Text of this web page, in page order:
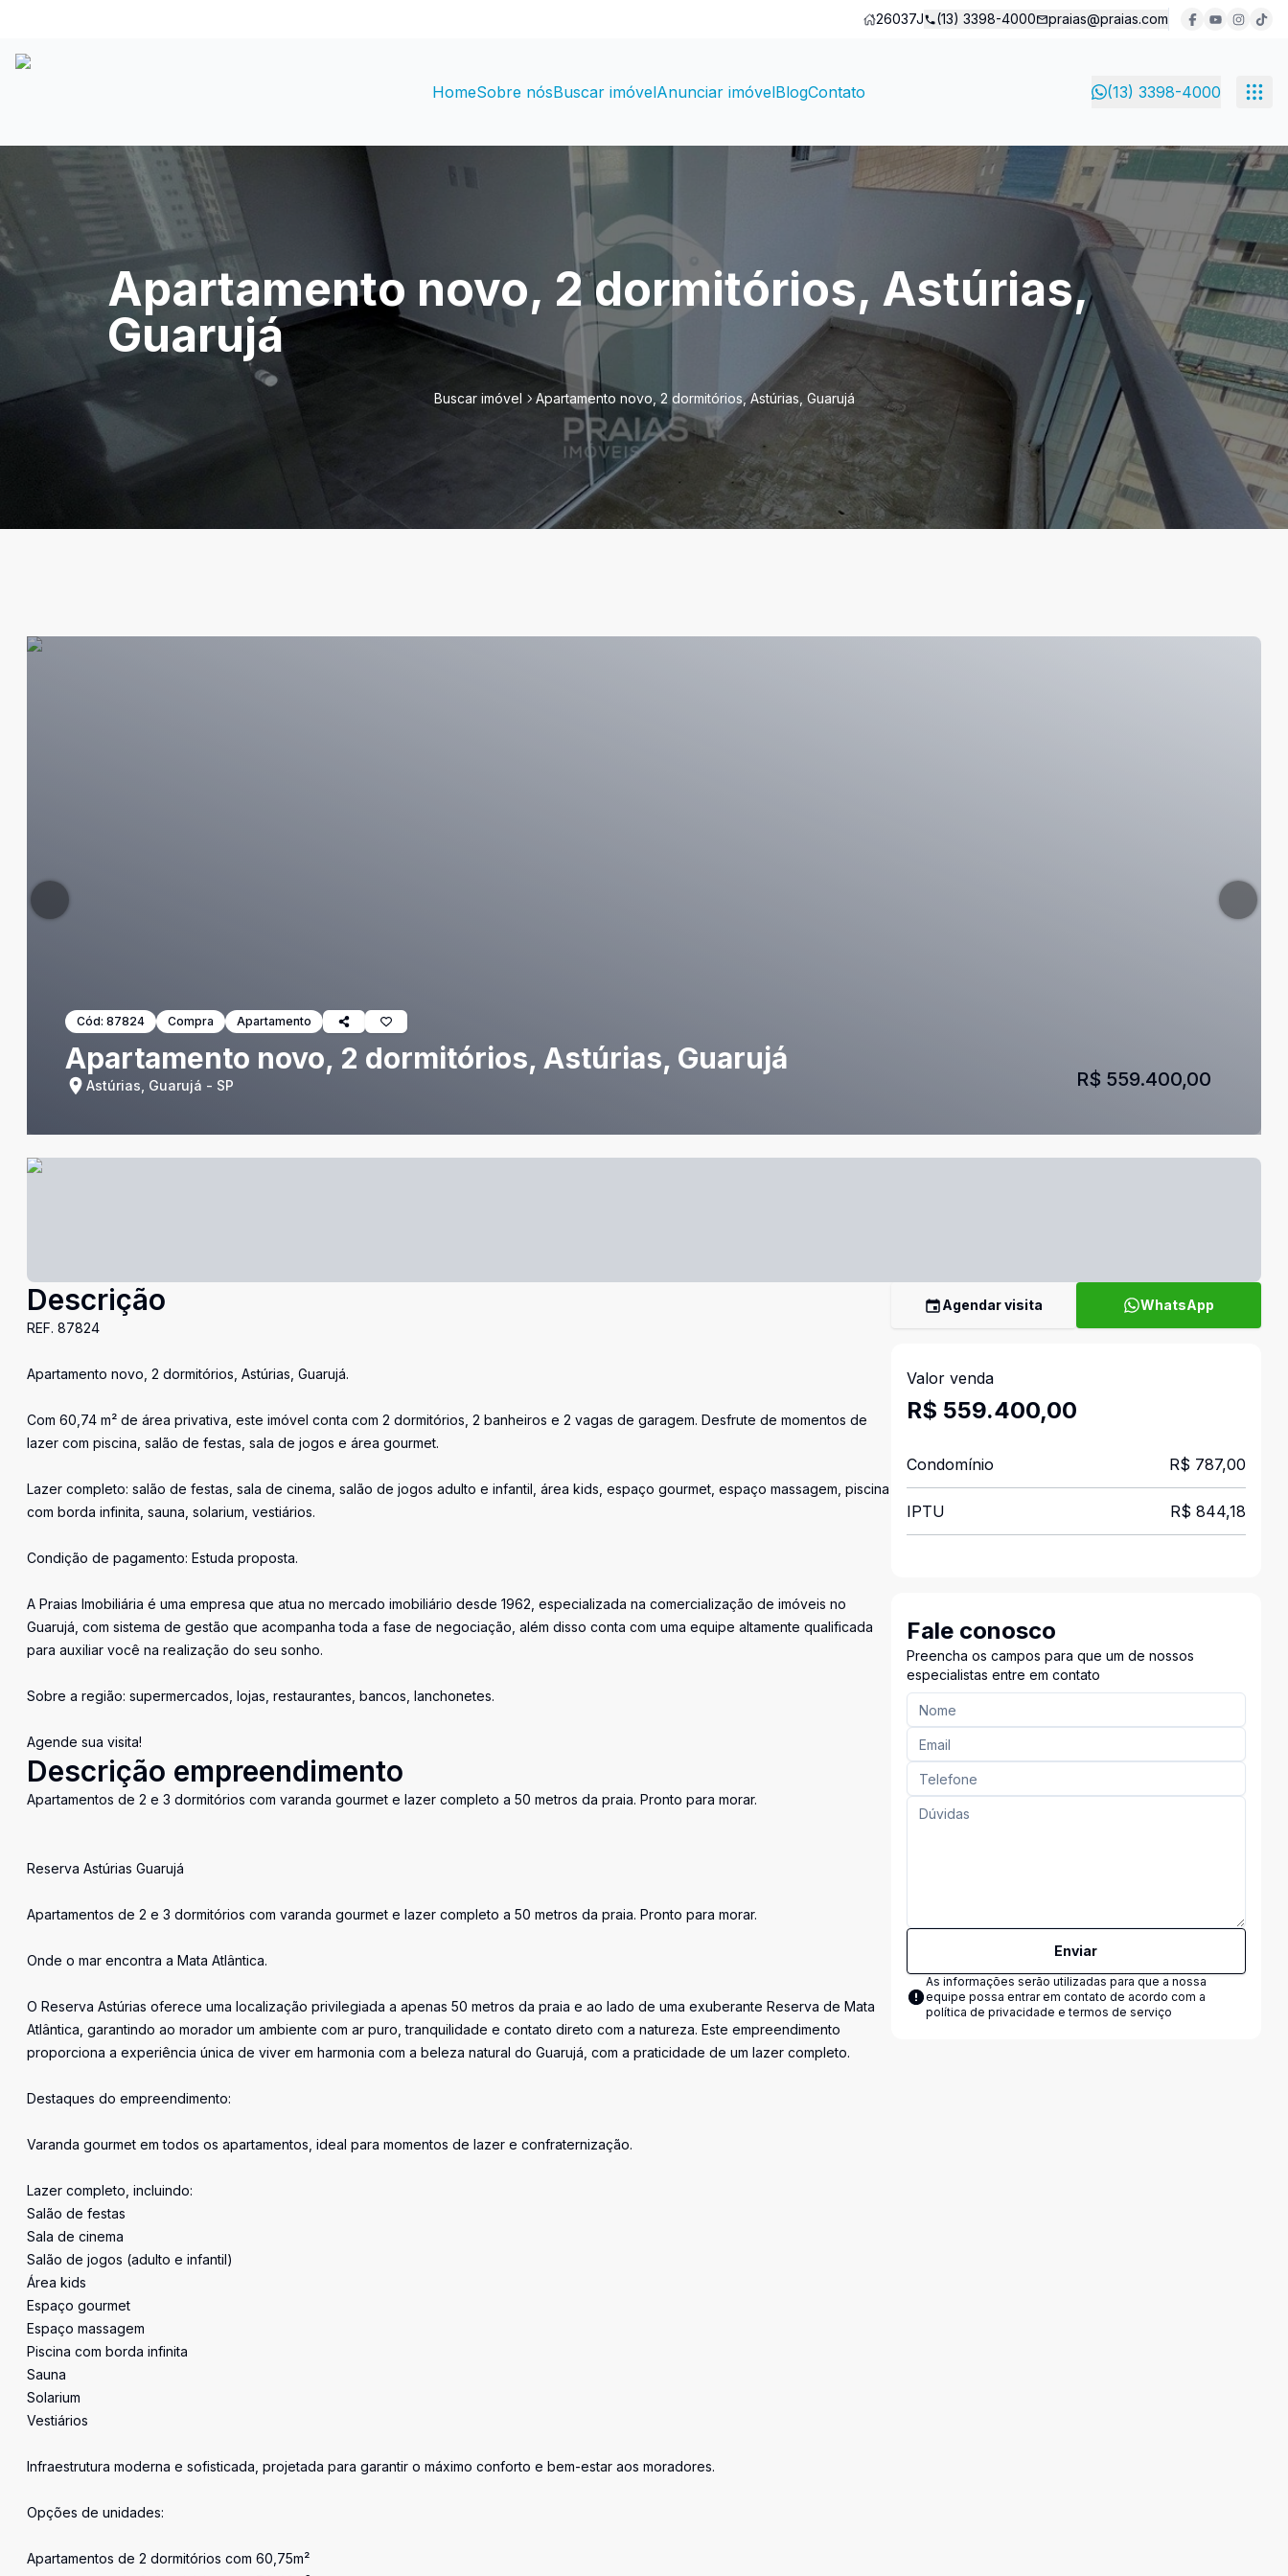
26037J (13) 3398-4000 praias@praias.com
HomeSobre nósBuscar imóvelAnunciar imóvelBlogContato (13) 3398-4000
Apartamento novo, 2 dormitórios, Astúrias,
Guarujá
Buscar imóvel Apartamento novo, 2 dormitórios, Astúrias, Guarujá
Cód: 87824 Compra Apartamento
Apartamento novo, 2 dormitórios, Astúrias, Guarujá
Astúrias, Guarujá - SP R$ 559.400,00
Descrição
REF. 87824
Apartamento novo, 2 dormitórios, Astúrias, Guarujá.
Com 60,74 m² de área privativa, este imóvel conta com 2 dormitórios, 2 banheiros e 2 vagas de garagem. Desfrute de momentos de
lazer com piscina, salão de festas, sala de jogos e área gourmet.
Lazer completo: salão de festas, sala de cinema, salão de jogos adulto e infantil, área kids, espaço gourmet, espaço massagem, piscina
com borda infinita, sauna, solarium, vestiários.
Condição de pagamento: Estuda proposta.
A Praias Imobiliária é uma empresa que atua no mercado imobiliário desde 1962, especializada na comercialização de imóveis no
Guarujá, com sistema de gestão que acompanha toda a fase de negociação, além disso conta com uma equipe altamente qualificada
para auxiliar você na realização do seu sonho.
Sobre a região: supermercados, lojas, restaurantes, bancos, lanchonetes.
Agende sua visita!
Descrição empreendimento
Apartamentos de 2 e 3 dormitórios com varanda gourmet e lazer completo a 50 metros da praia. Pronto para morar.
Reserva Astúrias Guarujá
Apartamentos de 2 e 3 dormitórios com varanda gourmet e lazer completo a 50 metros da praia. Pronto para morar.
Onde o mar encontra a Mata Atlântica.
O Reserva Astúrias oferece uma localização privilegiada a apenas 50 metros da praia e ao lado de uma exuberante Reserva de Mata
Atlântica, garantindo ao morador um ambiente com ar puro, tranquilidade e contato direto com a natureza. Este empreendimento
proporciona a experiência única de viver em harmonia com a beleza natural do Guarujá, com a praticidade de um lazer completo.
Destaques do empreendimento:
Varanda gourmet em todos os apartamentos, ideal para momentos de lazer e confraternização.
Lazer completo, incluindo:
Salão de festas
Sala de cinema
Salão de jogos (adulto e infantil)
Área kids
Espaço gourmet
Espaço massagem
Piscina com borda infinita
Sauna
Solarium
Vestiários
Infraestrutura moderna e sofisticada, projetada para garantir o máximo conforto e bem-estar aos moradores.
Opções de unidades:
Apartamentos de 2 dormitórios com 60,75m²
Agendar visita WhatsApp
Valor venda
R$ 559.400,00
Condomínio R$ 787,00
IPTU R$ 844,18
Fale conosco
Preencha os campos para que um de nossos
especialistas entre em contato
Enviar
As informações serão utilizadas para que a nossa
equipe possa entrar em contato de acordo com a
política de privacidade e termos de serviço